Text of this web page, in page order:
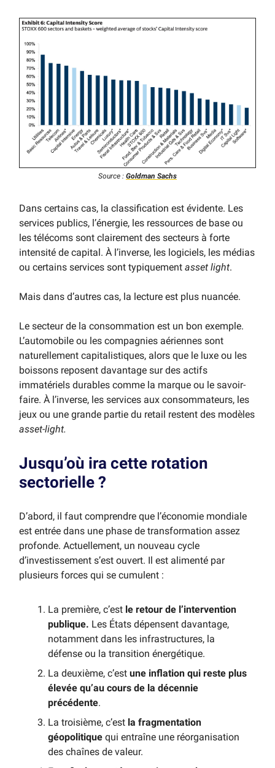
Source : Goldman Sachs
Dans certains cas, la classification est évidente. Les
services publics, l’énergie, les ressources de base ou
les télécoms sont clairement des secteurs à forte
intensité de capital. À l’inverse, les logiciels, les médias
ou certains services sont typiquement asset light.
Mais dans d’autres cas, la lecture est plus nuancée.
Le secteur de la consommation est un bon exemple.
L’automobile ou les compagnies aériennes sont
naturellement capitalistiques, alors que le luxe ou les
boissons reposent davantage sur des actifs
immatériels durables comme la marque ou le savoir-
faire. À l’inverse, les services aux consommateurs, les
jeux ou une grande partie du retail restent des modèles
asset-light.
Jusqu’où ira cette rotation
sectorielle ?
D’abord, il faut comprendre que l’économie mondiale
est entrée dans une phase de transformation assez
profonde. Actuellement, un nouveau cycle
d’investissement s’est ouvert. Il est alimenté par
plusieurs forces qui se cumulent :
La première, c’est le retour de l’intervention
publique. Les États dépensent davantage,
notamment dans les infrastructures, la
défense ou la transition énergétique.
La deuxième, c’est une inflation qui reste plus
élevée qu’au cours de la décennie
précédente.
La troisième, c’est la fragmentation
géopolitique qui entraîne une réorganisation
des chaînes de valeur.